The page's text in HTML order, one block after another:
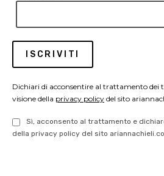
Dichiari di acconsentire al trattamento dei
visione della privacy policy del sito
Sì, acconsento al trattamento e
della privacy policy del sito